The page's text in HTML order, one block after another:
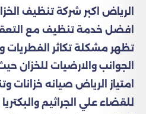
الرياض اكبر شركة تنظيف
افضل خدمة تنظيف مع
تظهر مشكلة تكاثر الفطريات
الجوانب والارضيات للخزان
امتياز الرياض صيانه
للقضاء علي الجراثيم